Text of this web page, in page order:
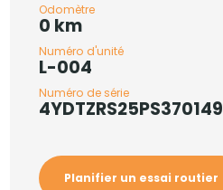
Odomètre
0 km
Numéro d'unité
L-004
Numéro de série
4YDTZRS25PS370149
Planifier un essai routier